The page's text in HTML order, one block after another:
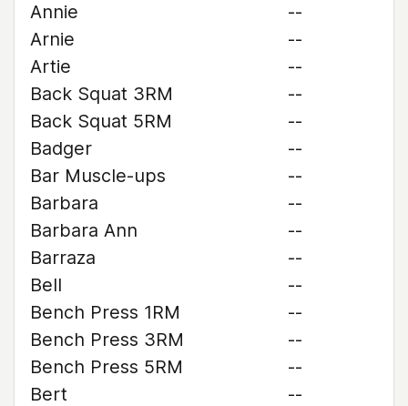
Annie
--
Arnie
--
Artie
--
Back Squat 3RM
--
Back Squat 5RM
--
Badger
--
Bar Muscle-ups
--
Barbara
--
Barbara Ann
--
Barraza
--
Bell
--
Bench Press 1RM
--
Bench Press 3RM
--
Bench Press 5RM
--
Bert
--